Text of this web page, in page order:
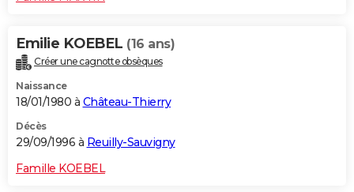
Emilie KOEBEL (16 ans)
Créer une cagnotte obsèques
Naissance
18/01/1980 à Château-Thierry
Décès
29/09/1996 à Reuilly-Sauvigny
Famille KOEBEL